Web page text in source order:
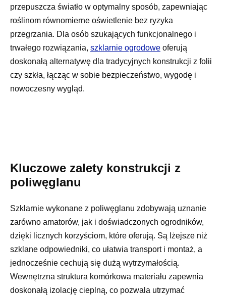
przepuszcza światło w optymalny sposób, zapewniając
roślinom równomierne oświetlenie bez ryzyka
przegrzania. Dla osób szukających funkcjonalnego i
trwałego rozwiązania, szklarnie ogrodowe oferują
doskonałą alternatywę dla tradycyjnych konstrukcji z folii
czy szkła, łącząc w sobie bezpieczeństwo, wygodę i
nowoczesny wygląd.
Kluczowe zalety konstrukcji z
poliwęglanu
Szklarnie wykonane z poliwęglanu zdobywają uznanie
zarówno amatorów, jak i doświadczonych ogrodników,
dzięki licznych korzyściom, które oferują. Są lżejsze niż
szklane odpowiedniki, co ułatwia transport i montaż, a
jednocześnie cechują się dużą wytrzymałością.
Wewnętrzna struktura komórkowa materiału zapewnia
doskonałą izolację cieplną, co pozwala utrzymać